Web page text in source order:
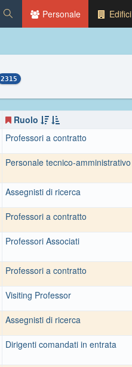
Personale Edifici
2315
Ruolo
Professori a contratto
Personale tecnico-amministrativo
Assegnisti di ricerca
Professori a contratto
Professori Associati
Professori a contratto
Visiting Professor
Assegnisti di ricerca
Dirigenti comandati in entrata